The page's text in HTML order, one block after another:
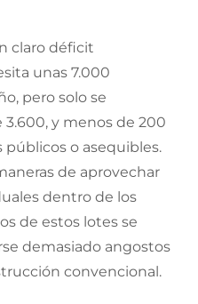
claro déficit
unas 7.000
pero solo se
y menos de 200
o asequibles.
de aprovechar
dentro de los
de estos lotes se
demasiado angostos
convencional.